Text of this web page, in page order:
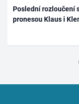
Poslední rozloučení
pronesou Klaus i